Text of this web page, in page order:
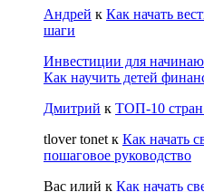
Андрей к Как начать
шаги
Инвестиции для
Как научить детей
Дмитрий к ТОП-10 стран
tlover tonet к Как начать
пошаговое руководство
Вас илий к Как начать